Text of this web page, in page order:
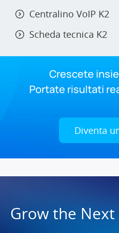
Centralino VoIP K2
Scheda tecnica K2
Crescete
Portate risultati
Diventa
Grow the Next